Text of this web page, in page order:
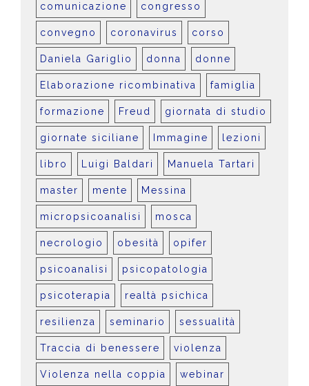
comunicazione congresso
convegno coronavirus corso
Daniela Gariglio donna donne
Elaborazione ricombinativa famiglia
formazione Freud giornata di studio
giornate siciliane Immagine lezioni
libro Luigi Baldari Manuela Tartari
master mente Messina
micropsicoanalisi mosca
necrologio obesità opifer
psicoanalisi psicopatologia
psicoterapia realtà psichica
resilienza seminario sessualità
Traccia di benessere violenza
Violenza nella coppia webinar